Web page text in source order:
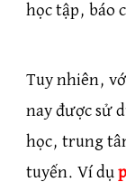
học tập, báo
Tuy nhiên,
nay được sử
học, trung
tuyến. Ví dụ